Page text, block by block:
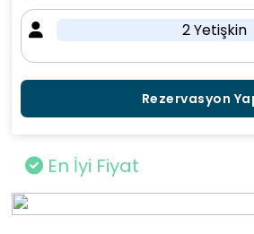
2 Yetişkin
Rezervasyon
En İyi Fiyat